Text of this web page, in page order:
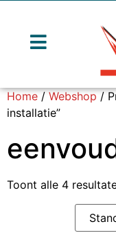
Home/Webshop/
installatie”
Toont alle 4